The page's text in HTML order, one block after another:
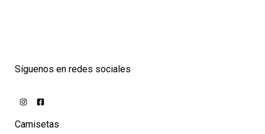
Síguenos en redes sociales
Camisetas